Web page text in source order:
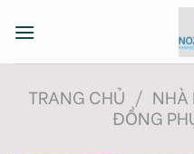
TRANG CHỦ / NHÀ
ĐỒNG